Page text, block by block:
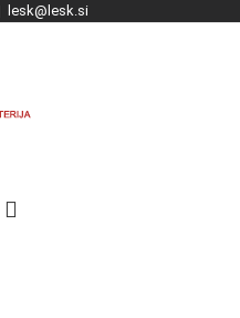
lesk@lesk.si